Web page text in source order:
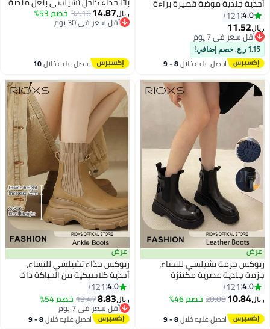
11
أحذية جلدية موضة قصيرة براءة
الاختراع، أحذية مرنة مسطحة
منخفضة، أحذية كاحل مقاومة
للماء، أحذية مضادة للانزلاق للنساء،
أحذية تريندي دريسي، أحذية
تشيلسي الخفيفة، أحذية نسائية
أنيقة
4.0
121
ريال11.52
أقل سعر في 7 يوم
أقل سعر في 7 يوم1.15 ر.ع. خصم إضافي!
احصل عليه خلال 8 - 9
2
ريال14.87
32.16خصم 53%
أقل سعر في 30 يوم
أقل سعر في 30 يوم
احصل عليه خلال10
11
عرض
ريوكس جزمة تشيلسي للنساء،
جزمة جلدية عصرية مكتنزة
ومكتنزة وبسيطة تسحب على
الكاحل بنعل مريح، مثالية لتكملي
مظهرك
4.0
121
ريال10.84
20.08خصم 46%
احصل عليه خلال 8 - 9
11
عرض
ريوكس حذاء تشيلسي للنساء،
أحذية كلاسيكية من الحياكة ذات
قدم مقلوبة وحذاء تشيلسي
للسيدات بمنصة، حذاء تشيلسي
للنساء بزحلق مع أرجل سميكة،
حذاء نسائي عصري بحذاء تشيلسي
4.0
121
ريال8.83
19.47خصم 54%
أقل سعر في 7 يوم
أقل سعر في 7 يوماحصل عليه خلال 8 - 9